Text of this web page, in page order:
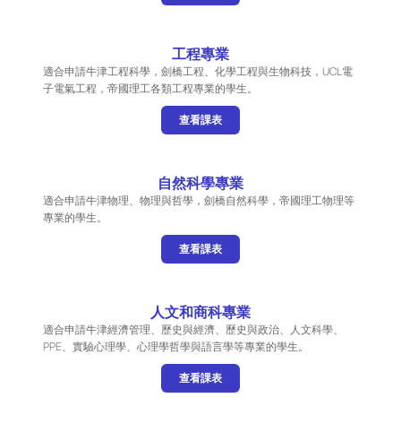
工程專業
適合申請牛津工程科學，劍橋工程、化學工程與生物科技，UCL電
子電氣工程，帝國理工各類工程專業的學生。
查看課表
自然科學專業
適合申請牛津物理、物理與哲學，劍橋自然科學，帝國理工物理等
專業的學生。
查看課表
人文和商科專業
適合申請牛津經濟管理、歷史與經濟、歷史與政治、人文科學、
PPE、實驗心理學、心理學哲學與語言學等專業的學生。
查看課表